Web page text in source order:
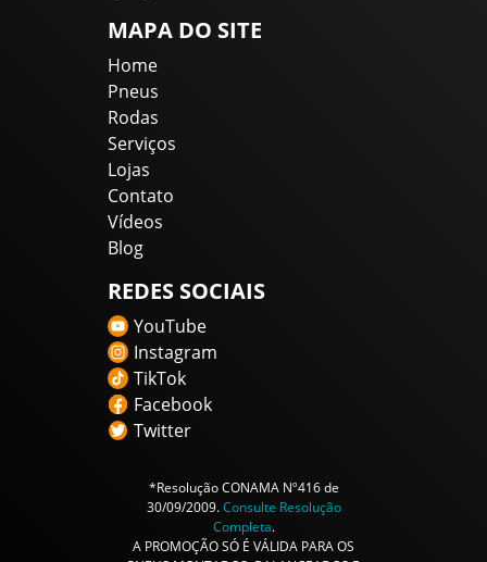
MAPA DO SITE
Home
Pneus
Rodas
Serviços
Lojas
Contato
Vídeos
Blog
REDES SOCIAIS
YouTube
Instagram
TikTok
Facebook
Twitter
*Resolução CONAMA Nº416 de
30/09/2009.Consulte Resolução
Completa.
A PROMOÇÃO SÓ É VÁLIDA PARA OS